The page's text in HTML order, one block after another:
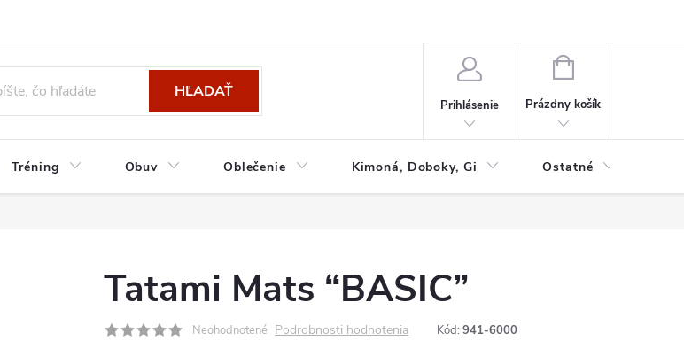
HĽADAŤ
Prihlásenie
NÁKUPNÝ
Prázdny košík
Tréning Obuv Oblečenie Kimoná, Doboky, Gi Ostatné
Tatami Mats “BASIC”
Neohodnotené Podrobnosti hodnotenia Kód: 941-6000